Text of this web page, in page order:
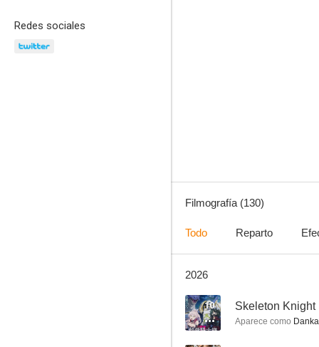
Redes sociales
8.5
Filmografía (130)
Todo Reparto
2026
10 Skeleton Knight
Aparece como